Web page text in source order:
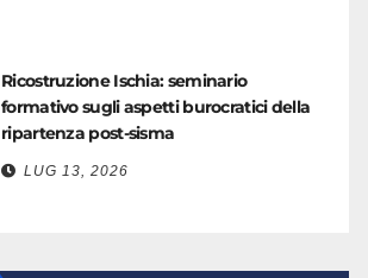
Ricostruzione Ischia: seminario
formativo sugli aspetti burocratici della
ripartenza post-sisma
LUG 13, 2026